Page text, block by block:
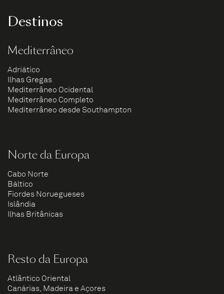
Destinos
Mediterrâneo
Adriático
Ilhas Gregas
Mediterrâneo Ocidental
Mediterrâneo Completo
Mediterrâneo desde Southampton
Norte da Europa
Cabo Norte
Báltico
Fiordes Noruegueses
Islândia
Ilhas Britânicas
Resto da Europa
Atlântico Oriental
Canárias, Madeira e Açores